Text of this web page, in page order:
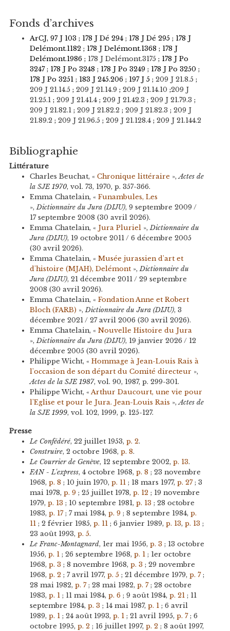
Fonds d’archives
ArCJ, 97 J 103 ; 178 J Dé 294 ; 178 J Dé 295 ; 178 J
Delémont.1182 ; 178 J Delémont.1368 ; 178 J
Delémont.1986 ; 178 J Delémont.3175 ; 178 J Po
3247 ; 178 J Po 3248 ; 178 J Po 3249 ; 178 J Po 3250 ;
178 J Po 3251 ; 183 J 245.206 ; 197 J 5 ; 209 J 21.8.5 ;
209 J 21.14.5 ; 209 J 21.14.9 ; 209 J 21.14.10 ;209 J
21.25.1 ; 209 J 21.41.4; 209 J 21.42.3 ; 209 J 21.79.3 ;
209 J 21.82.1 ; 209 J 21.82.2 ; 209 J 21.82.3 ; 209 J
21.89.2 ; 209 J 21.96.5 ; 209 J 21.128.4; 209 J 21.144.2
Bibliographie
Littérature
Charles Beuchat, « Chronique littéraire »,Actes de
la SJE 1970, vol. 73, 1970, p. 357-366.
Emma Chatelain, « Funambules, Les
»,Dictionnaire du Jura (DIJU), 9 septembre 2009 /
17 septembre 2008 (30 avril 2026).
Emma Chatelain, « Jura Pluriel»,Dictionnaire du
Jura (DIJU), 19 octobre 2011 / 6 décembre 2005
(30 avril 2026).
Emma Chatelain, « Musée jurassien d'art et
d'histoire (MJAH), Delémont»,Dictionnaire du
Jura (DIJU), 21 décembre 2011 / 29 septembre
2008 (30 avril 2026).
Emma Chatelain, « Fondation Anne et Robert
Bloch (FARB)»,Dictionnaire du Jura (DIJU), 3
décembre 2021 / 27 avril 2006 (30 avril 2026).
Emma Chatelain, « Nouvelle Histoire du Jura
»,Dictionnaire du Jura (DIJU), 19 janvier 2026 / 12
décembre 2005 (30 avril 2026).
Philippe Wicht, « Hommage à Jean-Louis Rais à
l'occasion de son départ du Comité directeur »,
Actes de la SJE 1987, vol. 90, 1987, p. 299-301.
Philippe Wicht, « Arthur Daucourt, une vie pour
l'Eglise et pour le Jura. Jean-Louis Rais »,Actes de
la SJE 1999, vol. 102, 1999, p. 125-127.
Presse
Le Confédéré, 22 juillet 1953, p. 2.
Construire, 2 octobre 1968, p. 8.
Le Courrier de Genève, 12 septembre 2002, p. 13.
FAN - L'express, 4 octobre 1968, p. 8 ; 23 novembre
1968, p. 8 ; 10 juin 1970, p. 11; 18 mars 1977, p. 27; 3
mai 1978, p. 9; 25 juillet 1978, p. 12 ; 19 novembre
1979, p. 13 ; 10 septembre 1981, p. 13 ; 28 octobre
1983, p. 17; 7 mai 1984, p. 9; 8 septembre 1984, p.
11; 2 février 1985, p. 11; 6 janvier 1989, p. 13, p. 13 ;
23 août 1993, p. 5.
Le Franc-Montagnard, 1er mai 1956, p. 3 ; 13 octobre
1956, p. 1; 26 septembre 1968, p. 1; 1er octobre
1968, p. 3 ; 8 novembre 1968, p. 3 ; 29 novembre
1968, p. 2 ; 7 avril 1977, p. 5; 21 décembre 1979, p. 7;
28 mai 1982, p. 7; 28 mai 1982, p. 7; 28 octobre
1983, p. 1; 11 mai 1984, p. 6; 9 août 1984, p. 21; 11
septembre 1984, p. 3 ; 14 mai 1987, p. 1; 6 avril
1989, p. 1; 24 août 1993, p. 1; 21 avril 1995, p. 7; 6
octobre 1995, p. 2 ; 16 juillet 1997, p. 2 ; 8 août 1997,